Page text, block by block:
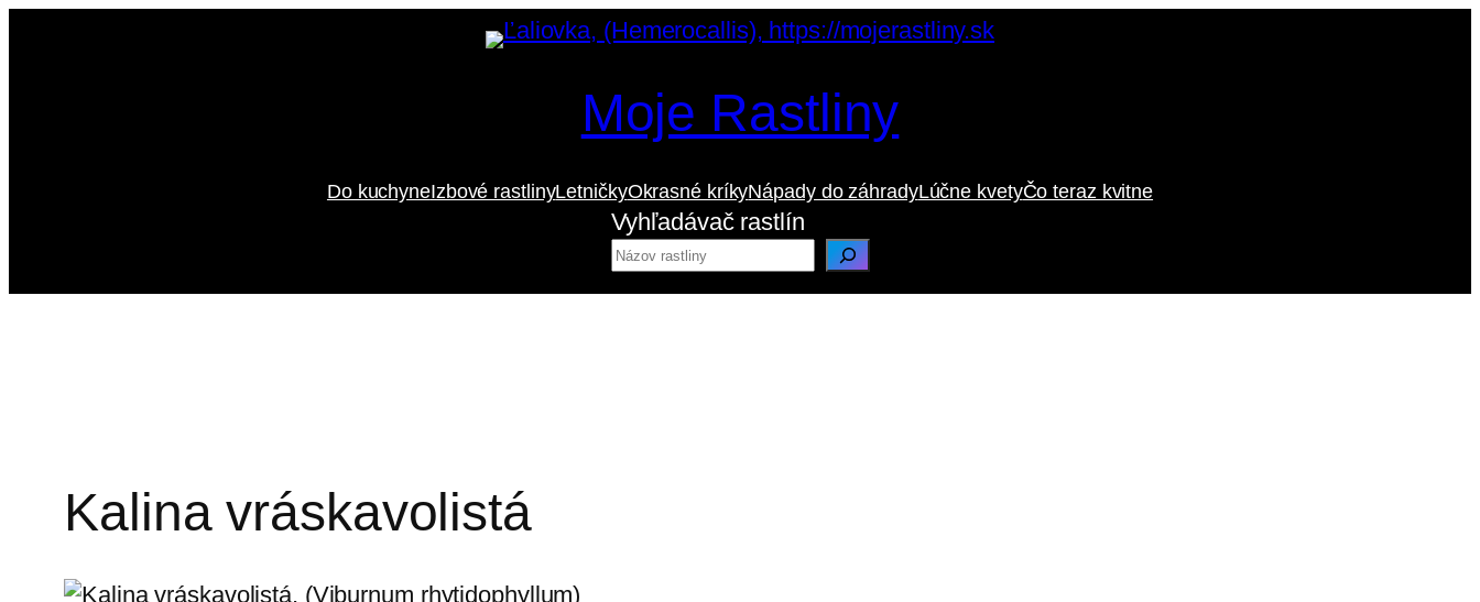
Moje Rastliny
Do kuchyneIzbové rastlinyLetničkyOkrasné kríkyNápady do záhradyLúčne kvetyČo teraz kvitne
Vyhľadávač rastlín
Kalina vráskavolistá